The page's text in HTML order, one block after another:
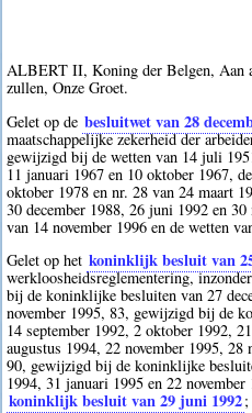
ALBERT II, Koning der Belgen, Aan
zullen, Onze Groet.
Gelet op de besluitwet van 28
maatschappelijke zekerheid der
gewijzigd bij de wetten van 14 juli
11 januari 1967 en 10 oktober 1967,
oktober 1978 en nr. 28 van 24 maart
30 december 1988, 26 juni 1992 en
van 14 november 1996 en de wetten
Gelet op het koninklijk besluit van
werkloosheidsreglementering,
bij de koninklijke besluiten van 27
november 1995, 83, gewijzigd bij de
14 september 1992, 2 oktober 1992,
augustus 1994, 22 november 1995, 28
90, gewijzigd bij de koninklijke
1994, 31 januari 1995 en 22
koninklijk besluit van 29 juni 1992;